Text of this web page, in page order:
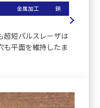
金属加工 銅
超短パルスレーザは
平面を維持したま